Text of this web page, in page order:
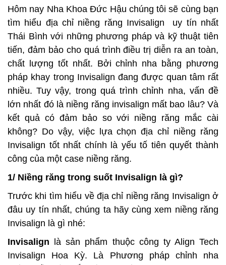
Hôm nay Nha Khoa Đức Hậu chúng tôi sẽ cùng bạn
tìm hiểu địa chỉ niềng răng Invisalign uy tín nhất
Thái Bình với những phương pháp và kỹ thuật tiên
tiến, đảm bảo cho quá trình điều trị diễn ra an toàn,
chất lượng tốt nhất. Bởi chỉnh nha bằng phương
pháp khay trong Invisalign đang được quan tâm rất
nhiều. Tuy vậy, trong quá trình chỉnh nha, vấn đề
lớn nhất đó là niềng răng invisalign mất bao lâu? Và
kết quả có đảm bảo so với niềng răng mắc cài
không? Do vậy, việc lựa chọn địa chỉ niềng răng
Invisalign tốt nhất chính là yếu tố tiên quyết thành
công của một case niềng răng.
1/ Niềng răng trong suốt Invisalign là gì?
Trước khi tìm hiểu về địa chỉ niềng răng Invisalign ở
đâu uy tín nhất, chúng ta hãy cùng xem niềng răng
Invisalign là gì nhé:
Invisalign là sản phẩm thuộc công ty Align Tech
Invisalign Hoa Kỳ. Là Phương pháp chỉnh nha